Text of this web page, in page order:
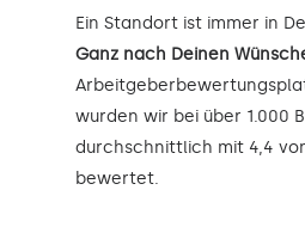
Ein Standort ist immer in
Ganz nach Deinen
wurden wir bei über 1.000
durchschnittlich mit 4,4
bewertet.